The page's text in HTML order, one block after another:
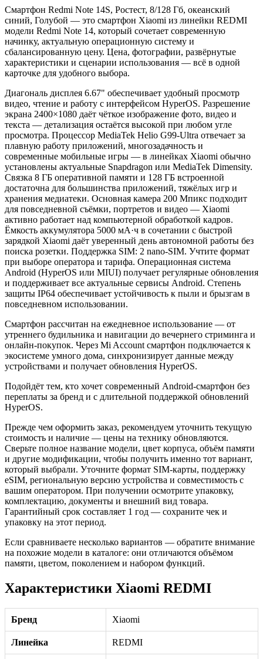
Смартфон Redmi Note 14S, Ростест, 8/128 Гб, океанский
синий, Голубой — это смартфон Xiaomi из линейки REDMI
модели Redmi Note 14, который сочетает современную
начинку, актуальную операционную систему и
сбалансированную цену. Цена, фотографии, развёрнутые
характеристики и сценарии использования — всё в одной
карточке для удобного выбора.
Диагональ дисплея 6.67" обеспечивает удобный просмотр
видео, чтение и работу с интерфейсом HyperOS. Разрешение
экрана 2400×1080 даёт чёткое изображение фото, видео и
текста — детализация остаётся высокой при любом угле
просмотра. Процессор MediaTek Helio G99-Ultra отвечает за
плавную работу приложений, многозадачность и
современные мобильные игры — в линейках Xiaomi обычно
установлены актуальные Snapdragon или MediaTek Dimensity.
Связка 8 ГБ оперативной памяти и 128 ГБ встроенной
достаточна для большинства приложений, тяжёлых игр и
хранения медиатеки. Основная камера 200 Мпикс подходит
для повседневной съёмки, портретов и видео — Xiaomi
активно работает над компьютерной обработкой кадров.
Ёмкость аккумулятора 5000 мА·ч в сочетании с быстрой
зарядкой Xiaomi даёт уверенный день автономной работы без
поиска розетки. Поддержка SIM: 2 nano-SIM. Учтите формат
при выборе оператора и тарифа. Операционная система
Android (HyperOS или MIUI) получает регулярные обновления
и поддерживает все актуальные сервисы Android. Степень
защиты IP64 обеспечивает устойчивость к пыли и брызгам в
повседневном использовании.
Смартфон рассчитан на ежедневное использование — от
утреннего будильника и навигации до вечернего стриминга и
онлайн-покупок. Через Mi Account смартфон подключается к
экосистеме умного дома, синхронизирует данные между
устройствами и получает обновления HyperOS.
Подойдёт тем, кто хочет современный Android-смартфон без
переплаты за бренд и с длительной поддержкой обновлений
HyperOS.
Прежде чем оформить заказ, рекомендуем уточнить текущую
стоимость и наличие — цены на технику обновляются.
Сверьте полное название модели, цвет корпуса, объём памяти
и другие модификации, чтобы получить именно тот вариант,
который выбрали. Уточните формат SIM-карты, поддержку
eSIM, региональную версию устройства и совместимость с
вашим оператором. При получении осмотрите упаковку,
комплектацию, документы и внешний вид товара.
Гарантийный срок составляет 1 год — сохраните чек и
упаковку на этот период.
Если сравниваете несколько вариантов — обратите внимание
на похожие модели в каталоге: они отличаются объёмом
памяти, цветом, поколением и набором функций.
Характеристики Xiaomi REDMI
Бренд Xiaomi
Линейка REDMI